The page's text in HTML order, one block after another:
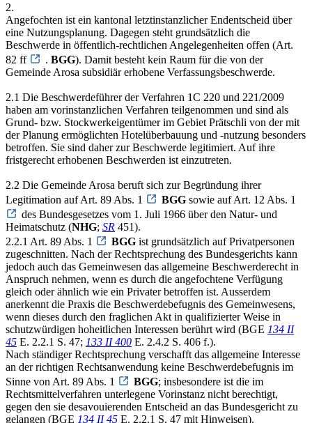
2.
Angefochten ist ein kantonal letztinstanzlicher Endentscheid über
eine Nutzungsplanung. Dagegen steht grundsätzlich die
Beschwerde in öffentlich-rechtlichen Angelegenheiten offen (Art.
82 ff
. BGG). Damit besteht kein Raum für die von der
Gemeinde Arosa subsidiär erhobene Verfassungsbeschwerde.
2.1 Die Beschwerdeführer der Verfahren 1C 220 und 221/2009
haben am vorinstanzlichen Verfahren teilgenommen und sind als
Grund- bzw. Stockwerkeigentümer im Gebiet Prätschli von der mit
der Planung ermöglichten Hotelüberbauung und -nutzung besonders
betroffen. Sie sind daher zur Beschwerde legitimiert. Auf ihre
fristgerecht erhobenen Beschwerden ist einzutreten.
2.2 Die Gemeinde Arosa beruft sich zur Begründung ihrer
Legitimation auf Art. 89 Abs. 1
BGG sowie auf Art. 12 Abs. 1
des Bundesgesetzes vom 1. Juli 1966 über den Natur- und
Heimatschutz (NHG; SR 451).
2.2.1 Art. 89 Abs. 1
BGG ist grundsätzlich auf Privatpersonen
zugeschnitten. Nach der Rechtsprechung des Bundesgerichts kann
jedoch auch das Gemeinwesen das allgemeine Beschwerderecht in
Anspruch nehmen, wenn es durch die angefochtene Verfügung
gleich oder ähnlich wie ein Privater betroffen ist. Ausserdem
anerkennt die Praxis die Beschwerdebefugnis des Gemeinwesens,
wenn dieses durch den fraglichen Akt in qualifizierter Weise in
schutzwürdigen hoheitlichen Interessen berührt wird (BGE 134 II
45 E. 2.2.1 S. 47; 133 II 400 E. 2.4.2 S. 406 f.).
Nach ständiger Rechtsprechung verschafft das allgemeine Interesse
an der richtigen Rechtsanwendung keine Beschwerdebefugnis im
Sinne von Art. 89 Abs. 1
BGG; insbesondere ist die im
Rechtsmittelverfahren unterlegene Vorinstanz nicht berechtigt,
gegen den sie desavouierenden Entscheid an das Bundesgericht zu
gelangen (BGE 134 II 45 E. 2.2.1 S. 47 mit Hinweisen).